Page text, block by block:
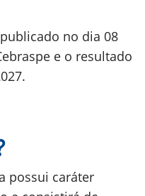
no dia 08
e o resultado
possui caráter